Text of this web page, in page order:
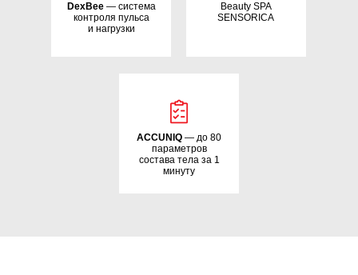
ACCUNIQ — до 80
параметров
состава тела за 1
минуту
DexBee— система
контроля пульса
и нагрузки
Beauty SPA
SENSORICA